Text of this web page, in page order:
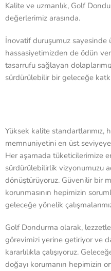
Kalite ve uzmanlık, Golf
değerlerimiz arasında.
İnovatif duruşumuz sayesinde
hassasiyetimizden de ödün
tasarrufu sağlayan
sürdürülebilir bir geleceğe
Yüksek kalite standartlarımız,
memnuniyetini en üst seviyeye
Her aşamada tüketicilerimize
sürdürülebilirlik vizyonumuzu
dönüştürüyoruz. Güvenilir bir
korunmasının hepimizin
geleceğe yönelik
Golf Dondurma olarak,
görevimizi yerine getiriyor ve
kararlılıkla çalışıyoruz.
doğayı korumanın hepimizin